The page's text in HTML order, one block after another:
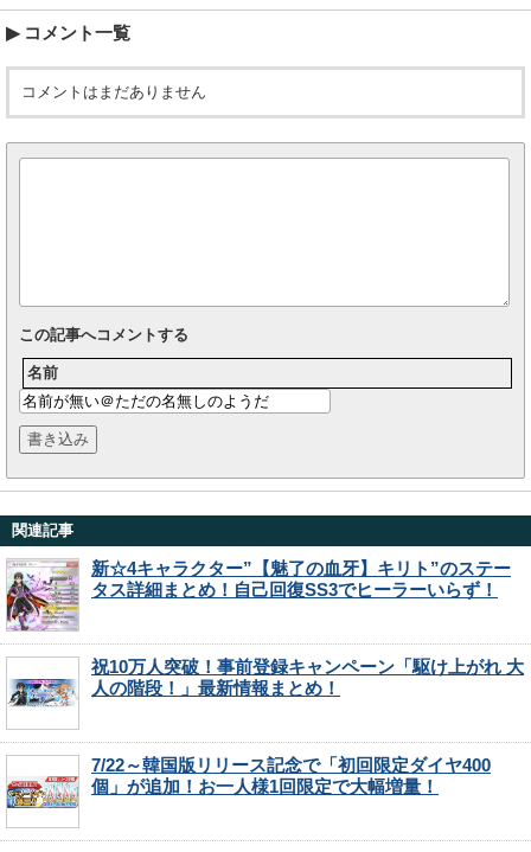
コメント一覧
コメントはまだありません
この記事へコメントする
名前
関連記事
新☆4キャラクター”【魅了の血牙】キリト”のステー
タス詳細まとめ！自己回復SS3でヒーラーいらず！
祝10万人突破！事前登録キャンペーン「駆け上がれ 大
人の階段！」最新情報まとめ！
7/22～韓国版リリース記念で「初回限定ダイヤ400
個」が追加！お一人様1回限定で大幅増量！